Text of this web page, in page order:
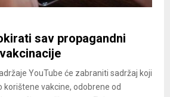
sav propagandni
YouTube će zabraniti sadržaj koji
korištene vakcine, odobrene od